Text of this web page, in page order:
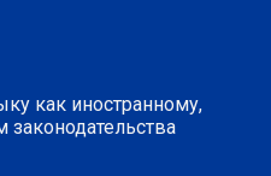
как иностранному,
законодательства